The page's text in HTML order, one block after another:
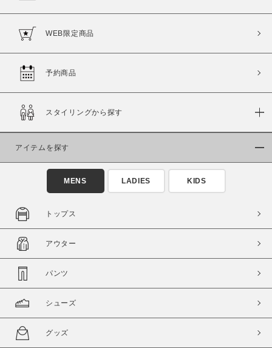
商品タイプ
セール価格
在庫
WEB限定商品
予約商品
スタイリングから探す
アイテムを探す
MENS LADIES KIDS
トップス
アウター
パンツ
シューズ
グッズ